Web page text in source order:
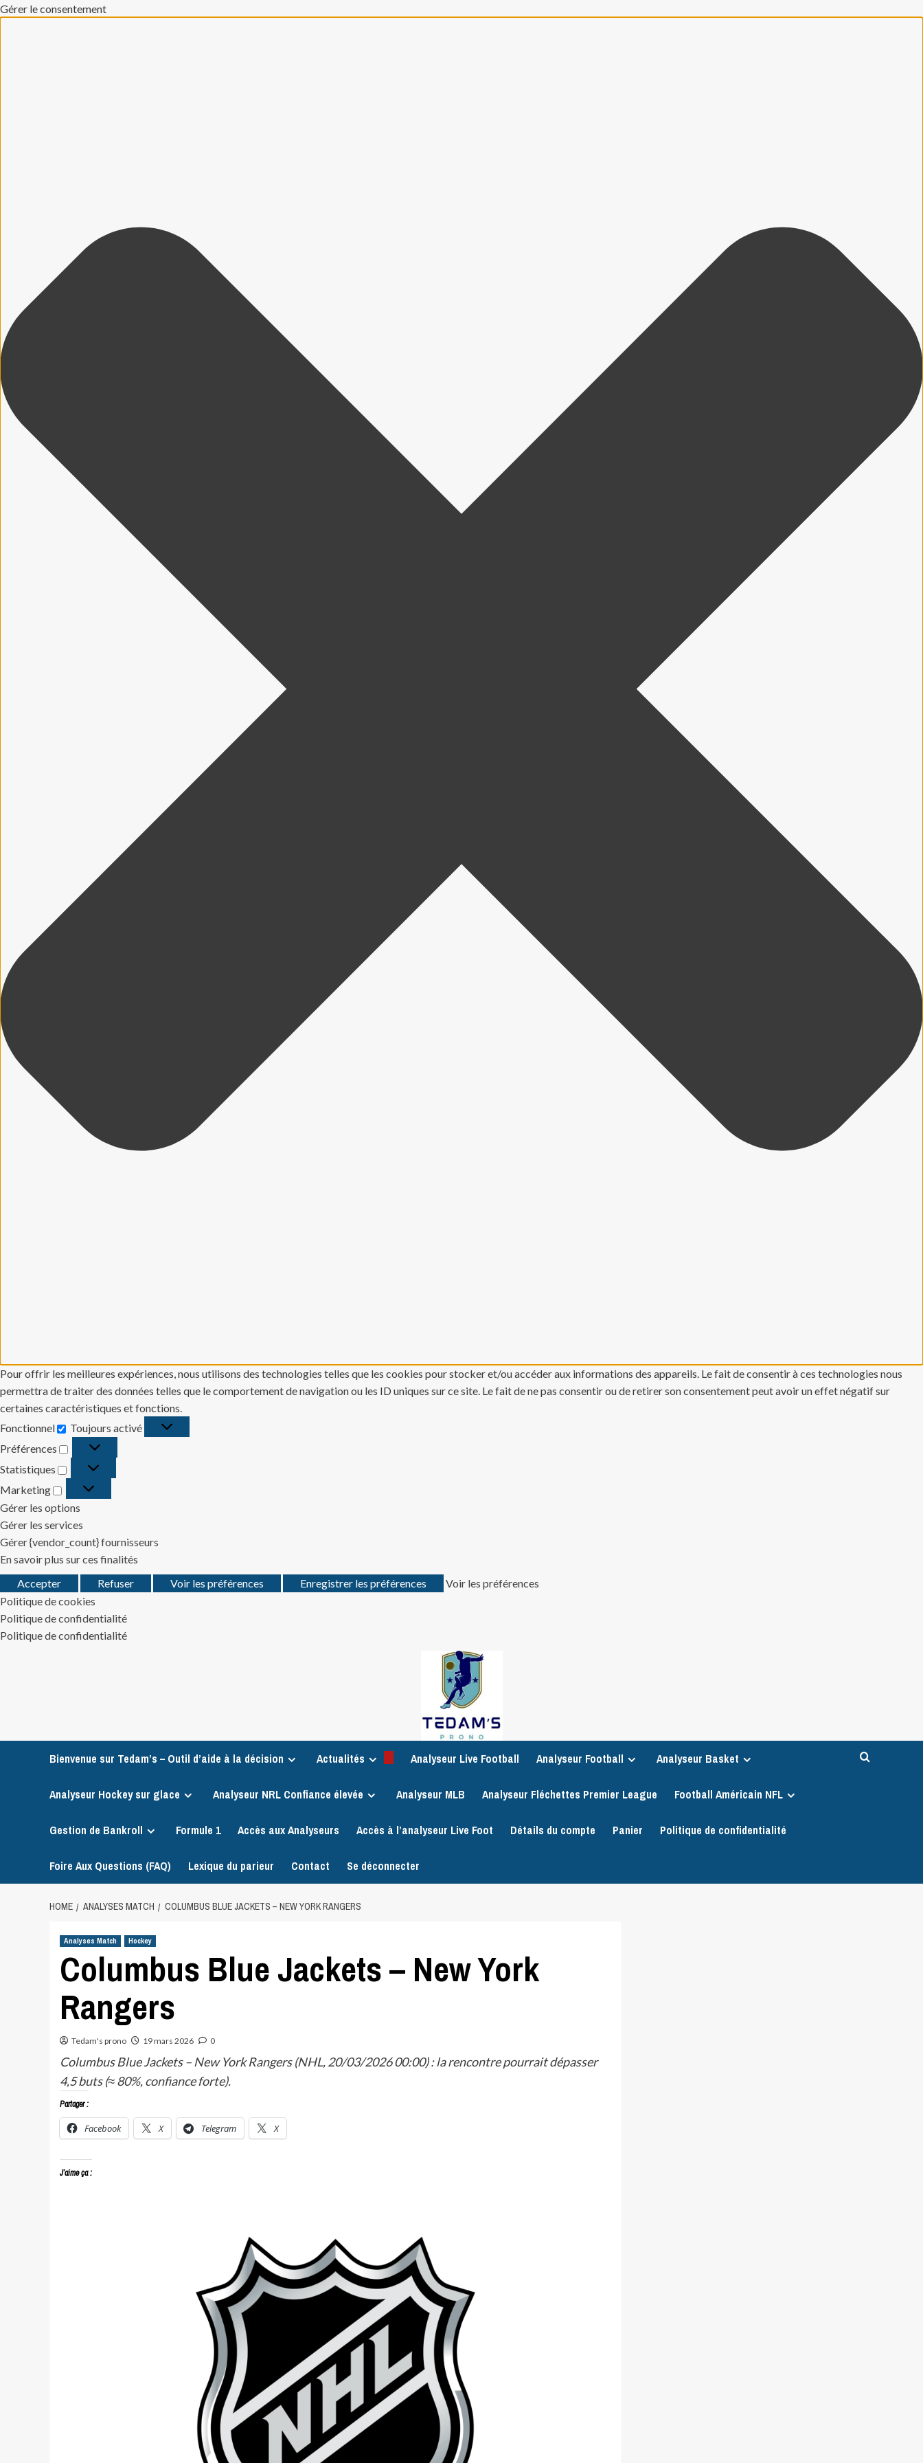
Gérer le consentement
Pour offrir les meilleures expériences, nous utilisons des technologies telles que les cookies pour stocker et/ou accéder aux informations des appareils. Le fait de consentir à ces technologies nous
permettra de traiter des données telles que le comportement de navigation ou les ID uniques sur ce site. Le fait de ne pas consentir ou de retirer son consentement peut avoir un effet négatif sur
certaines caractéristiques et fonctions.
Fonctionnel
Fonctionnel
Toujours activé
Préférences
Préférences
Statistiques
Statistiques
Marketing
Marketing
Gérer les options
Gérer les services
Gérer {vendor_count} fournisseurs
En savoir plus sur ces finalités
Accepter
Refuser Voir les préférences Enregistrer les préférences
Voir les préférences
Politique de cookies
Politique de confidentialité
Politique de confidentialité
Bienvenue sur Tedam’s – Outil d’aide à la décision Actualités Analyseur Live Football Analyseur Football Analyseur Basket
Analyseur Hockey sur glace Analyseur NRL Confiance élevée Analyseur MLB Analyseur Fléchettes Premier League Football Américain NFL
Gestion de Bankroll Formule 1 Accès aux Analyseurs Accès à l’analyseur Live Foot Détails du compte Panier Politique de confidentialité
Foire Aux Questions (FAQ) Lexique du parieur Contact Se déconnecter
HOME ANALYSES MATCH COLUMBUS BLUE JACKETS – NEW YORK RANGERS
Analyses Match Hockey
Columbus Blue Jackets – New York
Rangers
Tedam's prono 19 mars 2026 0
Columbus Blue Jackets – New York Rangers (NHL, 20/03/2026 00:00) : la rencontre pourrait dépasser
4,5 buts (≈ 80%, confiance forte).
Partager :
Facebook X Telegram X
J’aime ça :